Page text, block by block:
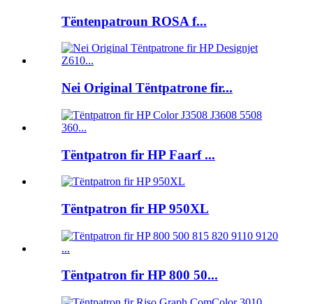
Tëntenpatroun ROSA f...
Nei Original Tëntpatrone fir...
Tëntpatron fir HP Faarf ...
Tëntpatron fir HP 950XL
Tëntpatron fir HP 800 50...